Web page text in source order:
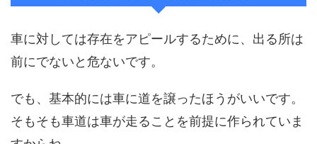
車に対しては存在をアピールするために、出る所は
前にでないと危ないです。
でも、基本的には車に道を譲ったほうがいいです。
そもそも車道は車が走ることを前提に作られていま